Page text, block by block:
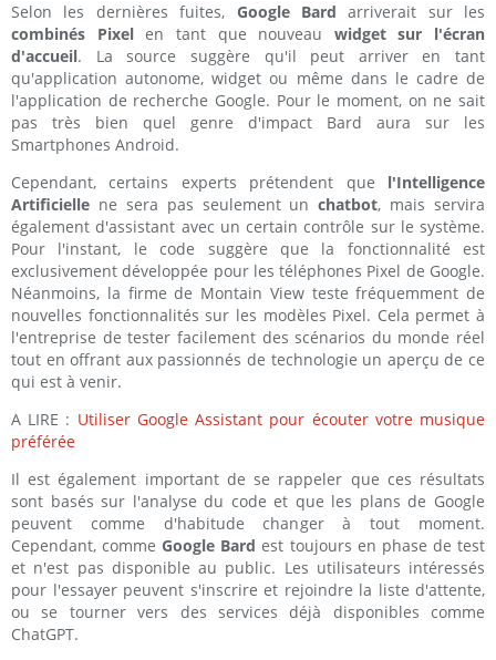
Selon les dernières fuites, Google Bard arriverait sur les
combinés Pixelen tant que nouveau widget sur l'écran
d'accueil. La source suggère qu'il peut arriver en tant
qu'application autonome, widget ou même dans le cadre de
l'application de recherche Google. Pour le moment, on ne sait
pas très bien quel genre d'impact Bard aura sur les
Smartphones Android.
Cependant, certains experts prétendent que l'Intelligence
Artificielle ne sera pas seulement unchatbot, mais servira
également d'assistant avec un certain contrôle sur le système.
Pour l'instant, le code suggère que la fonctionnalité est
exclusivement développée pour les téléphones Pixel de Google.
Néanmoins, la firme de Montain View teste fréquemment de
nouvelles fonctionnalités sur les modèles Pixel. Cela permet à
l'entreprise de tester facilement des scénarios du monde réel
tout en offrant aux passionnés de technologie un aperçu de ce
qui est à venir.
A LIRE : Utiliser Google Assistant pour écouter votre musique
préférée
Il est également important de se rappeler que ces résultats
sont basés sur l'analyse du code et que les plans de Google
peuvent comme d'habitude changer à tout moment.
Cependant, commeGoogle Bard est toujours en phase de test
et n'est pas disponible au public. Les utilisateurs intéressés
pour l'essayer peuvent s'inscrire et rejoindre la liste d'attente,
ou se tourner vers des services déjà disponibles comme
ChatGPT.